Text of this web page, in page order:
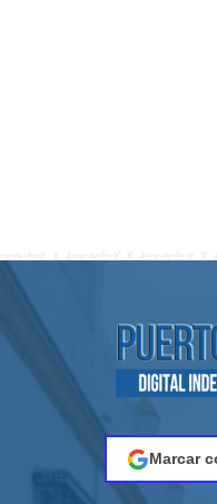
Marcar